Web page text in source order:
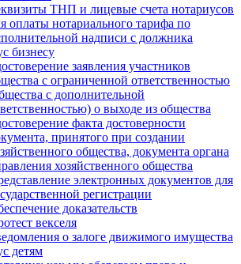
ТНП и лицевые счета нотариусов
оплаты нотариального тарифа по
надписи с должника
бизнесу
заявления участников
с ограниченной ответственностью
с дополнительной
о выходе из общества
факта достоверности
принятого при создании
общества, документа органа
хозяйственного общества
электронных документов для
регистрации
доказательств
векселя
о залоге движимого имущества
детям